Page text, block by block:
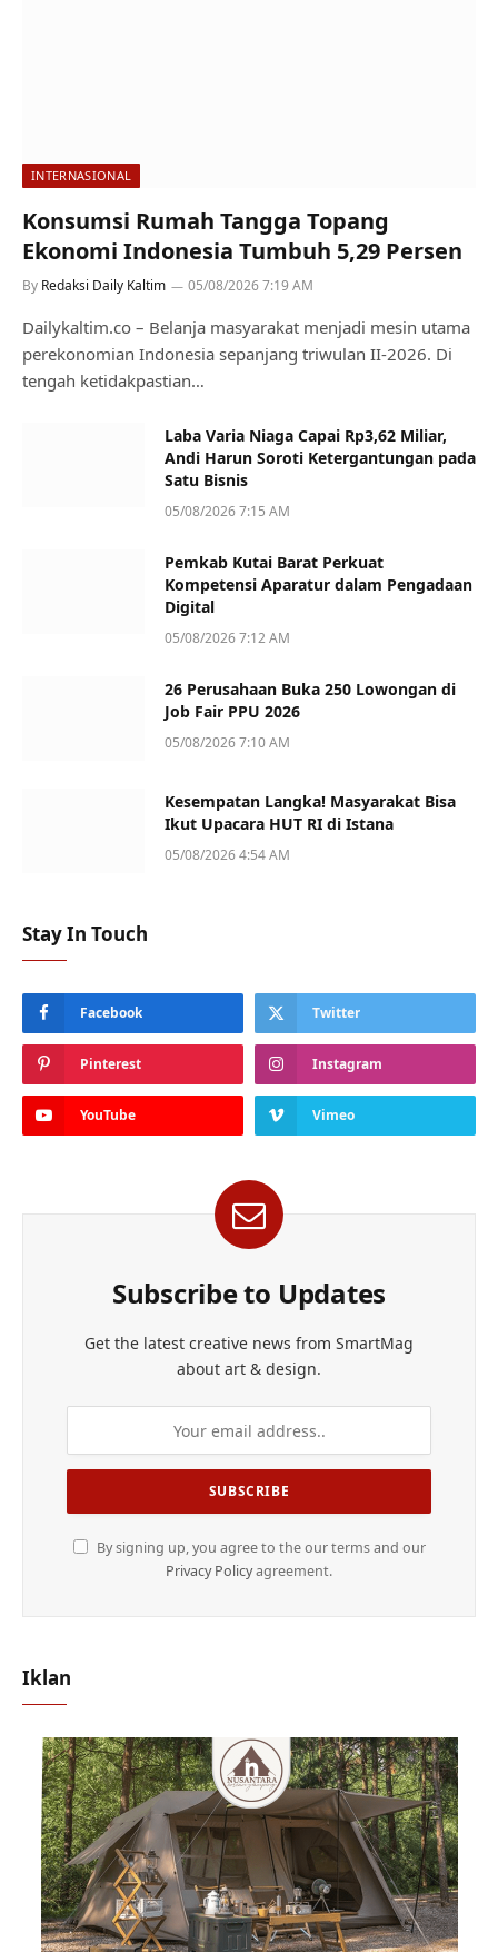
INTERNASIONAL
Konsumsi Rumah Tangga Topang
Ekonomi Indonesia Tumbuh 5,29 Persen
By Redaksi Daily Kaltim 05/08/2026 7:19 AM
Dailykaltim.co – Belanja masyarakat menjadi mesin utama
perekonomian Indonesia sepanjang triwulan II-2026. Di
tengah ketidakpastian…
Laba Varia Niaga Capai Rp3,62 Miliar,
Andi Harun Soroti Ketergantungan pada
Satu Bisnis
05/08/2026 7:15 AM
Pemkab Kutai Barat Perkuat
Kompetensi Aparatur dalam Pengadaan
Digital
05/08/2026 7:12 AM
26 Perusahaan Buka 250 Lowongan di
Job Fair PPU 2026
05/08/2026 7:10 AM
Kesempatan Langka! Masyarakat Bisa
Ikut Upacara HUT RI di Istana
05/08/2026 4:54 AM
Stay In Touch
Facebook Twitter
Pinterest Instagram
YouTube Vimeo
Subscribe to Updates
Get the latest creative news from SmartMag
about art & design.
By signing up, you agree to the our terms and our
Privacy Policyagreement.
Iklan